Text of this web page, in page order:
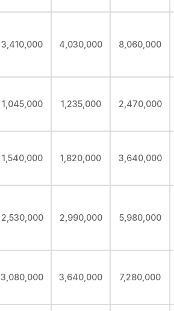
3,410,000 4,030,000 8,060,000
1,045,000 1,235,000 2,470,000
1,540,000 1,820,000 3,640,000
2,530,000 2,990,000 5,980,000
3,080,000 3,640,000 7,280,000